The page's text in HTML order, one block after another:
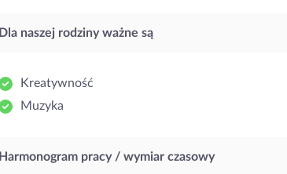
Dla naszej rodziny ważne są
Kreatywność
Muzyka
Harmonogram pracy / wymiar czasowy